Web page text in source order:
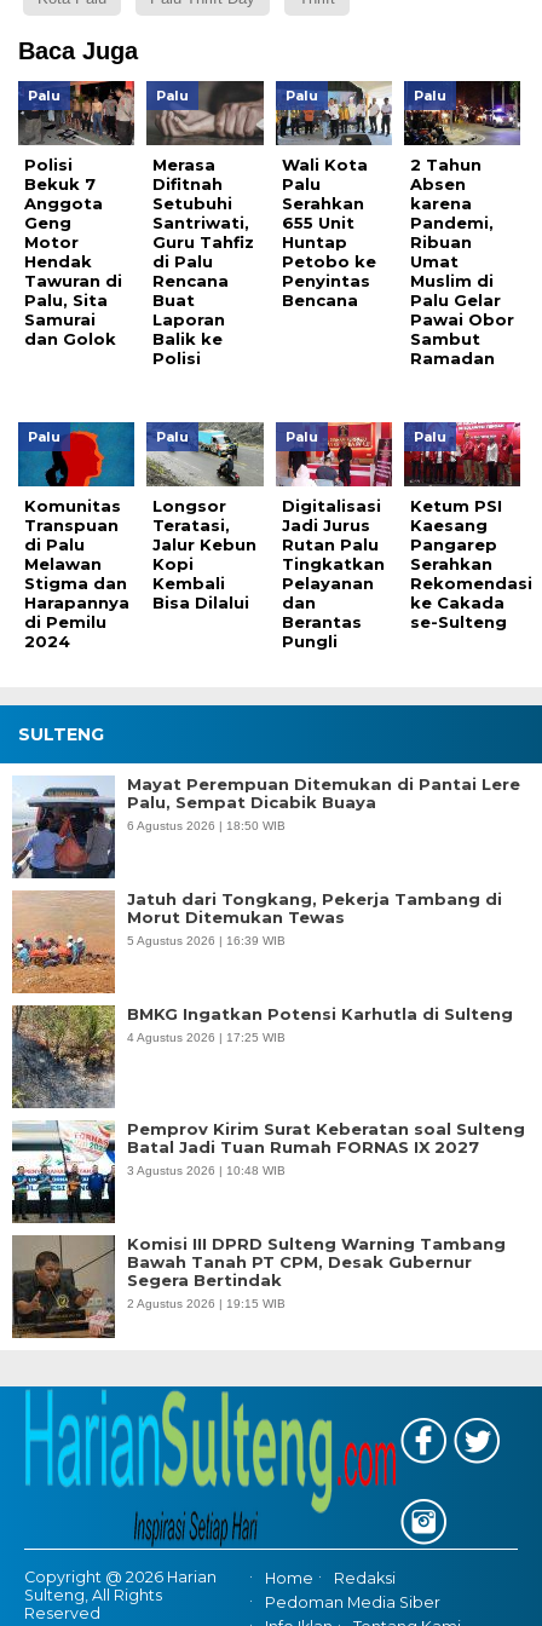
Baca Juga
Palu
Polisi
Bekuk 7
Anggota
Geng
Motor
Hendak
Tawuran di
Palu, Sita
Samurai
dan Golok
Palu
Merasa
Difitnah
Setubuhi
Santriwati,
Guru Tahfiz
di Palu
Rencana
Buat
Laporan
Balik ke
Polisi
Palu
Wali Kota
Palu
Serahkan
655 Unit
Huntap
Petobo ke
Penyintas
Bencana
Palu
2 Tahun
Absen
karena
Pandemi,
Ribuan
Umat
Muslim di
Palu Gelar
Pawai Obor
Sambut
Ramadan
Palu
Komunitas
Transpuan
di Palu
Melawan
Stigma dan
Harapannya
di Pemilu
2024
Palu
Longsor
Teratasi,
Jalur Kebun
Kopi
Kembali
Bisa Dilalui
Palu
Digitalisasi
Jadi Jurus
Rutan Palu
Tingkatkan
Pelayanan
dan
Berantas
Pungli
Palu
Ketum PSI
Kaesang
Pangarep
Serahkan
Rekomendasi
ke Cakada
se-Sulteng
SULTENG
Mayat Perempuan Ditemukan di Pantai Lere
Palu, Sempat Dicabik Buaya
6 Agustus 2026 | 18:50 WIB
Jatuh dari Tongkang, Pekerja Tambang di
Morut Ditemukan Tewas
5 Agustus 2026 | 16:39 WIB
BMKG Ingatkan Potensi Karhutla di Sulteng
4 Agustus 2026 | 17:25 WIB
Pemprov Kirim Surat Keberatan soal Sulteng
Batal Jadi Tuan Rumah FORNAS IX 2027
3 Agustus 2026 | 10:48 WIB
Komisi III DPRD Sulteng Warning Tambang
Bawah Tanah PT CPM, Desak Gubernur
Segera Bertindak
2 Agustus 2026 | 19:15 WIB
Copyright @ 2026 Harian
Sulteng, All Rights
Reserved
Home
Redaksi
Pedoman Media Siber